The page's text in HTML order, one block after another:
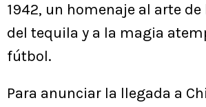
1942, un homenaje al arte
del tequila y a la magia
fútbol.
Para anunciar la llegada a